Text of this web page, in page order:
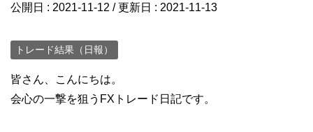
公開日 : 2021-11-12 / 更新日 : 2021-11-13
トレード結果（日報）
皆さん、こんにちは。
会心の一撃を狙うFXトレード日記です。